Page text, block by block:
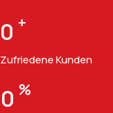
0 +
Zufriedene Kunden
0 %